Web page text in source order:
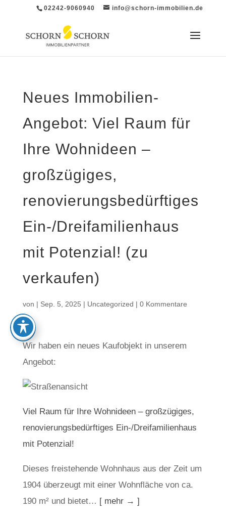
02242-9060940 info@schorn-immobilien.de
Neues Immobilien-
Angebot: Viel Raum für
Ihre Wohnideen –
großzügiges,
renovierungsbedürftiges
Ein-/Dreifamilienhaus
mit Potenzial! (zu
verkaufen)
von | Sep. 5, 2025 | Uncategorized | 0 Kommentare
Wir haben ein neues Kaufobjekt in unserem
Angebot:
Viel Raum für Ihre Wohnideen – großzügiges,
renovierungsbedürftiges Ein-/Dreifamilienhaus
mit Potenzial!
Dieses freistehende Wohnhaus aus der Zeit um
1904 überzeugt mit einer Wohnfläche von ca.
190 m² und bietet… [ mehr → ]